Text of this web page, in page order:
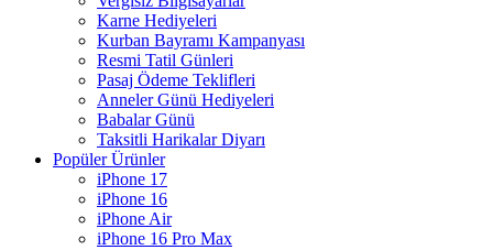
Karne Hediyeleri
Kurban Bayramı Kampanyası
Resmi Tatil Günleri
Pasaj Ödeme Teklifleri
Anneler Günü Hediyeleri
Babalar Günü
Taksitli Harikalar Diyarı
Popüler Ürünler
iPhone 17
iPhone 16
iPhone Air
iPhone 16 Pro Max